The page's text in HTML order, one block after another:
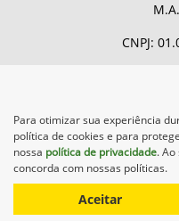
CNPJ:
Desacelere. Seu
a vida.
Desenvolvido pela
Para otimizar sua experiência
política de cookies e para
nossa política de privacidade.
concorda com nossas políticas.
Aceitar